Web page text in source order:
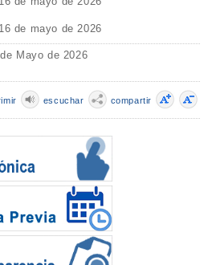
16 de mayo de 2026
Mayo de 2026
compartir
escuchar